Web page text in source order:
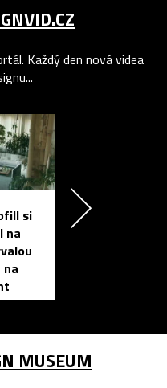
Každý den nová videa
si
na
MUSEUM